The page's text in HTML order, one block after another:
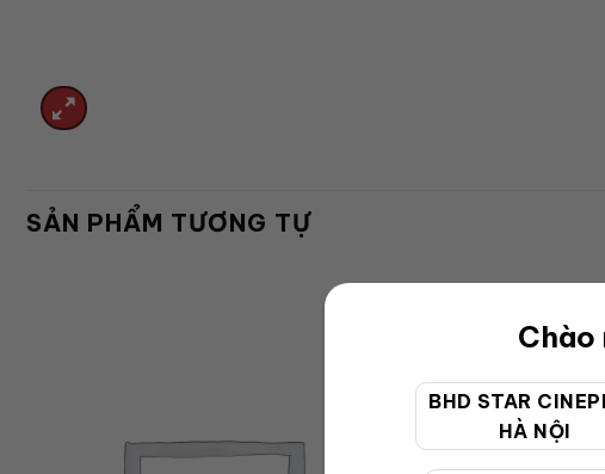
Chào
BHD STAR
HÀ NỘI
SẢN PHẨM TƯƠNG TỰ